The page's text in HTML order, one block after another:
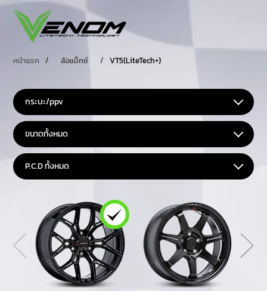
หน้าแรก / ล้อแม็กซ์ / VT5(LiteTech+)
กระบะ/ppv
ขนาดทั้งหมด
P.C.D ทั้งหมด